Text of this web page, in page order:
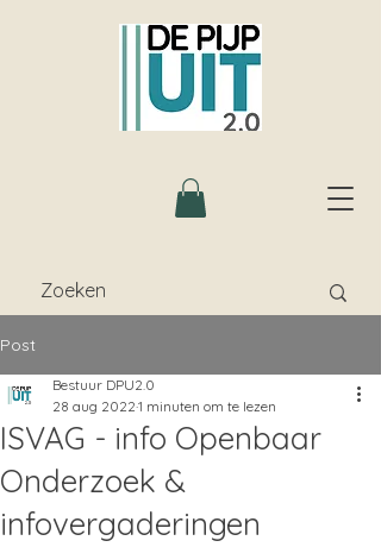
Post
ISVAG - info Openbaar
Onderzoek &
infovergaderingen
Bestuur DPU2.0
28 aug 2022 1 minuten om te lezen